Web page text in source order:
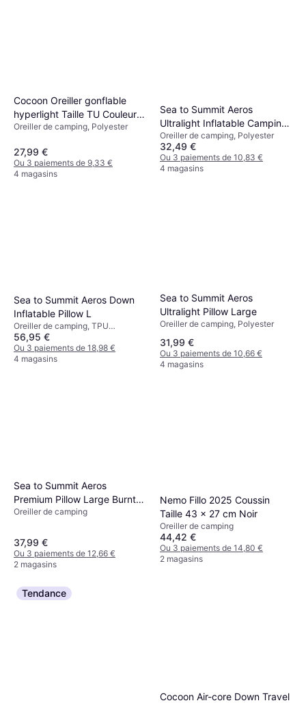
Cocoon Oreiller gonflable
hyperlight Taille TU Couleur
BLACK/DARK BLUE
Oreiller de camping, Polyester
27,99 €
Ou 3 paiements de 9,33 €
4 magasins
Sea to Summit Aeros
Ultralight Inflatable Camping
and Travel Pillow
Oreiller de camping, Polyester
32,49 €
Ou 3 paiements de 10,83 €
4 magasins
Sea to Summit Aeros Down
Inflatable Pillow L
Oreiller de camping, TPU
(Polyuréthane Thermoplastique)
56,95 €
Ou 3 paiements de 18,98 €
4 magasins
Sea to Summit Aeros
Ultralight Pillow Large
Oreiller de camping, Polyester
31,99 €
Ou 3 paiements de 10,66 €
4 magasins
Sea to Summit Aeros
Premium Pillow Large Burnt
Olive
Oreiller de camping
37,99 €
Ou 3 paiements de 12,66 €
2 magasins
Nemo Fillo 2025 Coussin
Taille 43 x 27 cm Noir
Oreiller de camping
44,42 €
Ou 3 paiements de 14,80 €
2 magasins
Tendance
Cocoon Air-core Down Travel